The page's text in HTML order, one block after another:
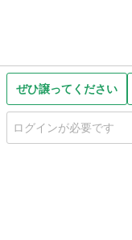
ぜひ譲ってください